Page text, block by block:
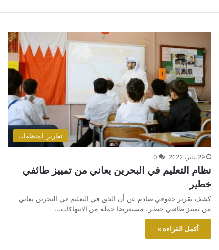
تقارير المنظمات
29 يناير، 2022 0
نظام التعليم في البحرين يعاني من تمييز طائفي
خطير
كشف تقرير حقوقي صادم عن أن الحق في التعليم في البحرين يعاني
من تمييز طائفي خطير، مستعرضا جملة من الانتهاكات…
أكمل القراءة »